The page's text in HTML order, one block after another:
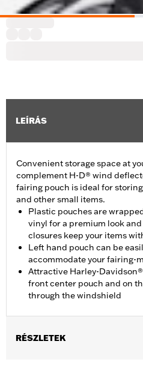
LEÍRÁS
Convenient storage space at
complement H-D® wind
fairing pouch is ideal for
and other small items.
Plastic pouches are
vinyl for a premium look
closures keep your items
Left hand pouch can be
accommodate your fairing-
Attractive Harley-
front center pouch and on
through the windshield
RÉSZLETEK